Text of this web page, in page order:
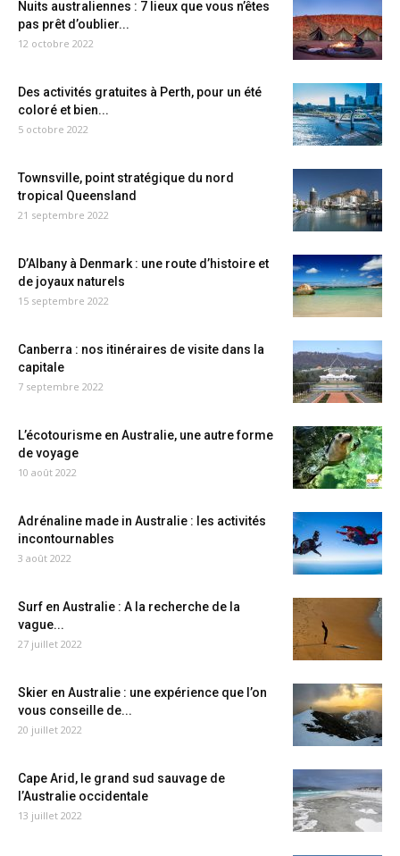
Nuits australiennes : 7 lieux que vous n’êtes
pas prêt d’oublier...
12 octobre 2022
Des activités gratuites à Perth, pour un été
coloré et bien...
5 octobre 2022
Townsville, point stratégique du nord
tropical Queensland
21 septembre 2022
D’Albany à Denmark : une route d’histoire et
de joyaux naturels
15 septembre 2022
Canberra : nos itinéraires de visite dans la
capitale
7 septembre 2022
L’écotourisme en Australie, une autre forme
de voyage
10 août 2022
Adrénaline made in Australie : les activités
incontournables
3 août 2022
Surf en Australie : A la recherche de la
vague...
27 juillet 2022
Skier en Australie : une expérience que l’on
vous conseille de...
20 juillet 2022
Cape Arid, le grand sud sauvage de
l’Australie occidentale
13 juillet 2022